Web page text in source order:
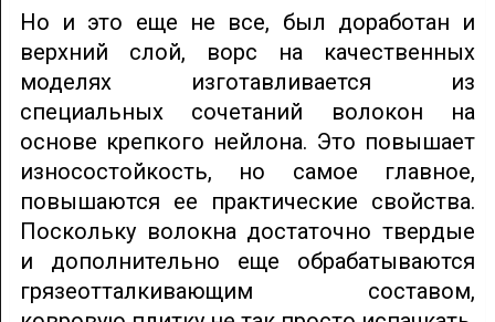
Но и это еще не все, был доработан и
верхний слой, ворс на качественных
моделях изготавливается из
специальных сочетаний волокон на
основе крепкого нейлона. Это повышает
износостойкость, но самое главное,
повышаются ее практические свойства.
Поскольку волокна достаточно твердые
и дополнительно еще обрабатываются
грязеотталкивающим составом,